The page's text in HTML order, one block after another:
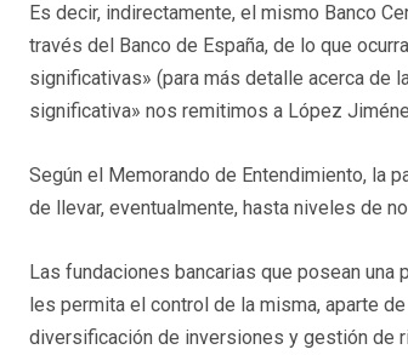
Es decir, indirectamente, el mismo Banco
través del Banco de España, de lo que
significativas» (para más detalle acerca de
significativa» nos remitimos a López
Según el Memorando de Entendimiento, la
de llevar, eventualmente, hasta niveles de
Las fundaciones bancarias que posean
les permita el control de la misma, aparte
diversificación de inversiones y gestión de